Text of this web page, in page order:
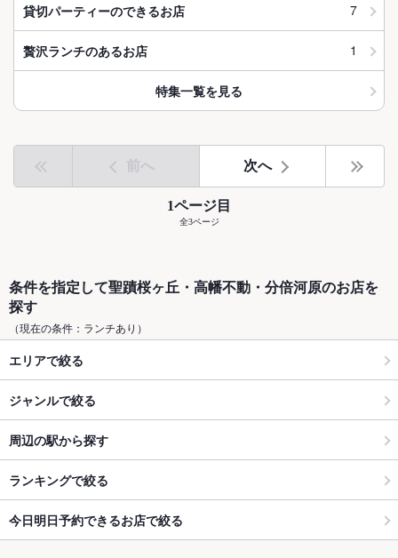
貸切パーティーのできるお店 7
贅沢ランチのあるお店 1
特集一覧を見る
前へ 次へ
1ページ目
全3ページ
条件を指定して聖蹟桜ヶ丘・高幡不動・分倍河原のお店を
探す
（現在の条件：ランチあり）
エリアで絞る
ジャンルで絞る
周辺の駅から探す
ランキングで絞る
今日明日予約できるお店で絞る